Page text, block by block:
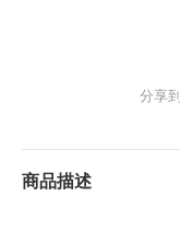
分享到
商品描述